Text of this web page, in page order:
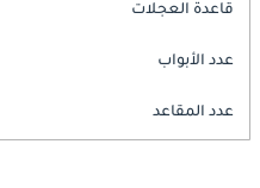
قاعدة العجلات
عدد الأبواب
عدد المقاعد